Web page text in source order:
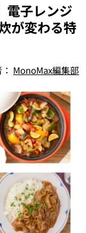
電子レンジ
が変わる特
MonoMax編集部